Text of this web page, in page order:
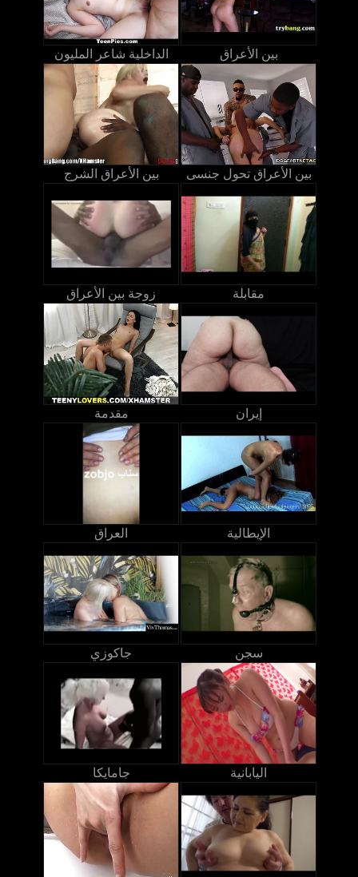
الداخلية شاعر المليون بين الأعراق
بين الأعراق الشرج بين الأعراق تحول جنسى
زوجة بين الأعراق مقابلة
مقدمة إيران
العراق الإيطالية
جاكوزي سجن
جامايكا اليابانية